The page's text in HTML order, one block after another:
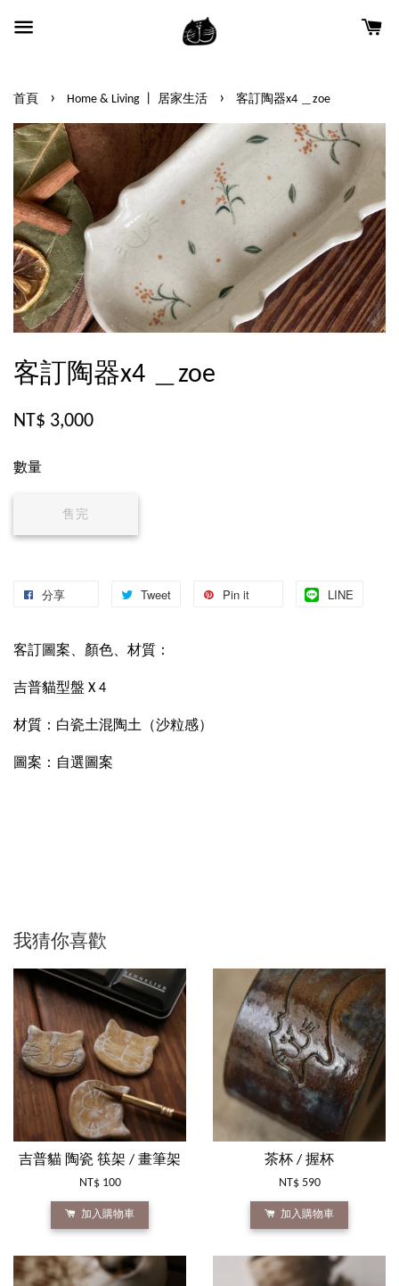
首頁 › Home & Living 丨 居家生活 › 客訂陶器x4 ＿zoe
客訂陶器x4 ＿zoe
NT$ 3,000
數量
售完
分享 Tweet Pin it LINE
客訂圖案、顏色、材質：
吉普貓型盤 X 4
材質：白瓷土混陶土（沙粒感）
圖案：自選圖案
我猜你喜歡
吉普貓 陶瓷 筷架 / 畫筆架
NT$ 100
加入購物車
茶杯 / 握杯
NT$ 590
加入購物車